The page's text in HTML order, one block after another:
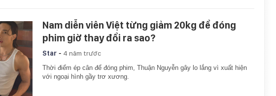
Nam diễn viên Việt từng giảm 20kg để đóng
phim giờ thay đổi ra sao?
Star - 4 năm trước
Thời điểm ép cân để đóng phim, Thuận Nguyễn gây lo lắng vì xuất hiện
với ngoại hình gầy trơ xương.